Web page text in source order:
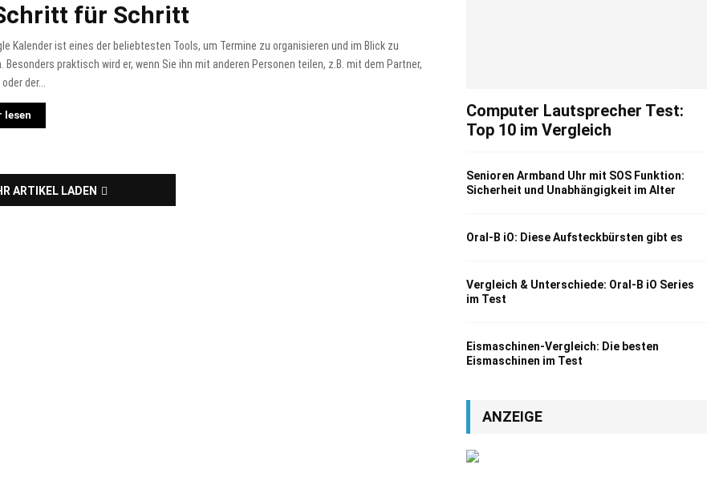
für Schritt
Kalender ist eines der beliebtesten Tools, um Termine zu organisieren und im Blick zu
Besonders praktisch wird er, wenn Sie ihn mit anderen Personen teilen, z.B. mit dem Partner,
der...
lesen
ARTIKEL LADEN
Computer Lautsprecher Test:
Top 10 im Vergleich
Senioren Armband Uhr mit SOS Funktion:
Sicherheit und Unabhängigkeit im Alter
Oral-B iO: Diese Aufsteckbürsten gibt es
Vergleich & Unterschiede: Oral-B iO Series
im Test
Eismaschinen-Vergleich: Die besten
Eismaschinen im Test
ANZEIGE